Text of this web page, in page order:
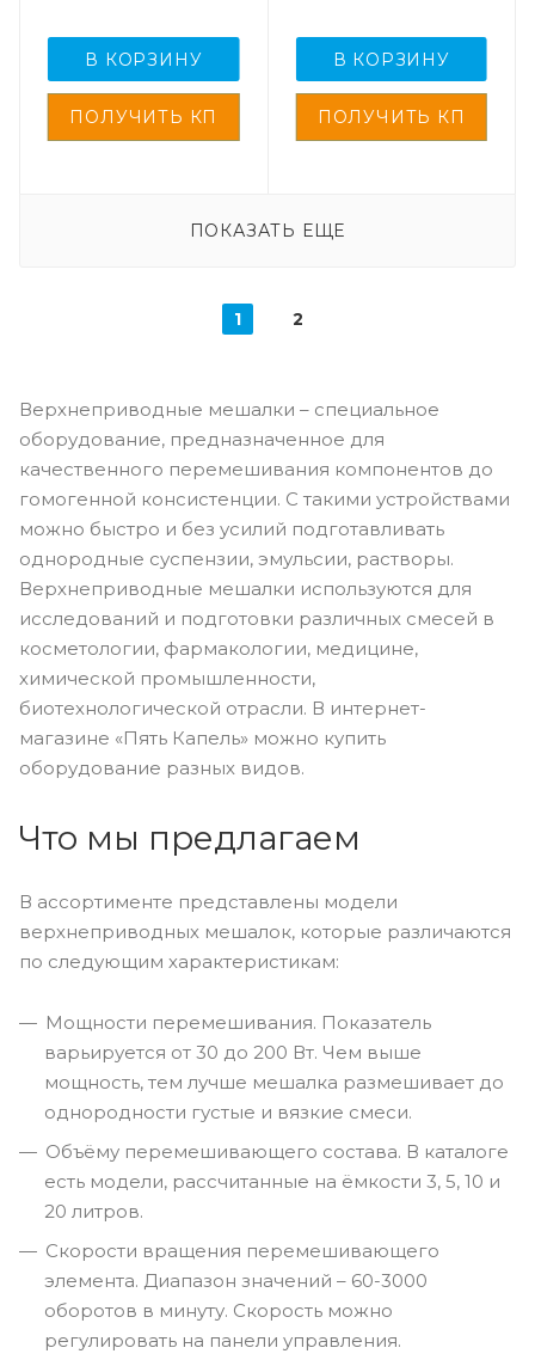
В КОРЗИНУ В КОРЗИНУ
ПОКАЗАТЬ ЕЩЕ
1 2
Верхнеприводные мешалки – специальное
оборудование, предназначенное для
качественного перемешивания компонентов до
гомогенной консистенции. С такими устройствами
можно быстро и без усилий подготавливать
однородные суспензии, эмульсии, растворы.
Верхнеприводные мешалки используются для
исследований и подготовки различных смесей в
косметологии, фармакологии, медицине,
химической промышленности,
биотехнологической отрасли. В интернет-
магазине «Пять Капель» можно купить
оборудование разных видов.
Что мы предлагаем
В ассортименте представлены модели
верхнеприводных мешалок, которые различаются
по следующим характеристикам:
Мощности перемешивания. Показатель
варьируется от 30 до 200 Вт. Чем выше
мощность, тем лучше мешалка размешивает до
однородности густые и вязкие смеси.
Объёму перемешивающего состава. В каталоге
есть модели, рассчитанные на ёмкости 3, 5, 10 и
20 литров.
Скорости вращения перемешивающего
элемента. Диапазон значений – 60-3000
оборотов в минуту. Скорость можно
регулировать на панели управления.